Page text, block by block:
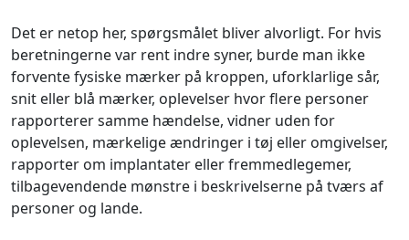
Det er netop her, spørgsmålet bliver alvorligt. For hvis
beretningerne var rent indre syner, burde man ikke
forvente fysiske mærker på kroppen, uforklarlige sår,
snit eller blå mærker, oplevelser hvor flere personer
rapporterer samme hændelse, vidner uden for
oplevelsen, mærkelige ændringer i tøj eller omgivelser,
rapporter om implantater eller fremmedlegemer,
tilbagevendende mønstre i beskrivelserne på tværs af
personer og lande.